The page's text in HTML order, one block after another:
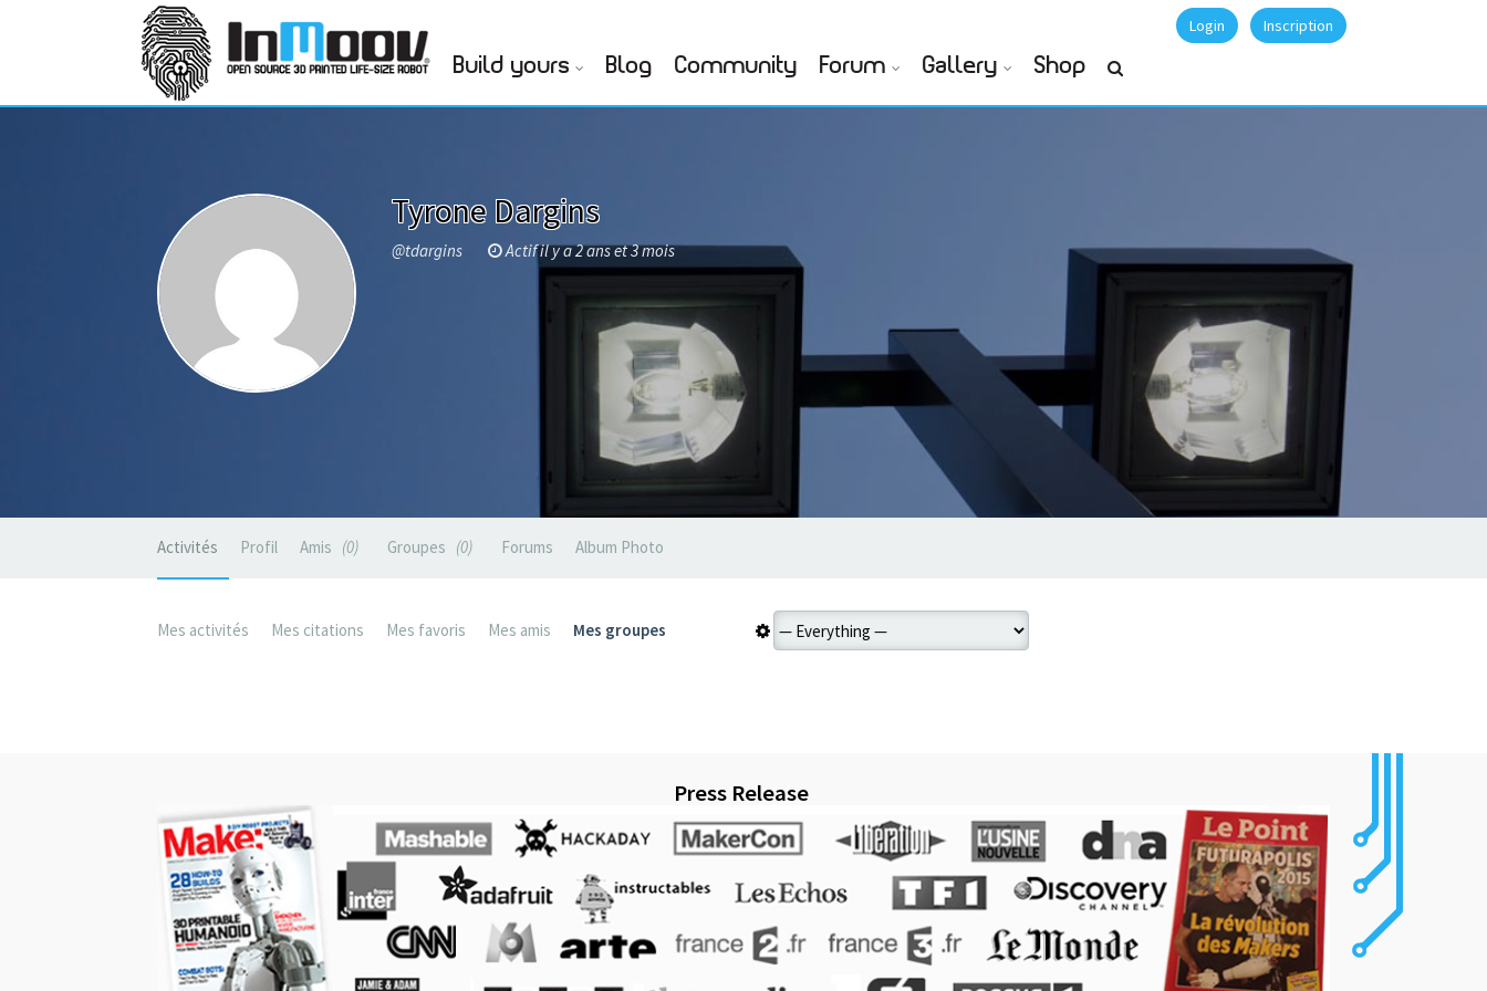
Login Inscription
Build yours Blog Community Forum Gallery Shop
Tyrone Dargins
@tdargins Actif il y a 2 ans et 3 mois
Activités Profil Amis 0 Groupes 0 Forums Album Photo
Mes activités Mes citations Mes favoris Mes amis Mes groupes
Press Release